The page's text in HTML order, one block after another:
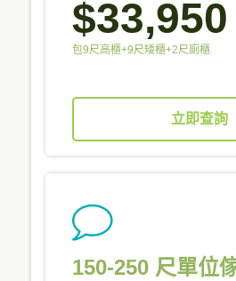
$33,950
包9尺高櫃+9尺矮櫃+2尺廁櫃
立即查詢
150-250 尺單位